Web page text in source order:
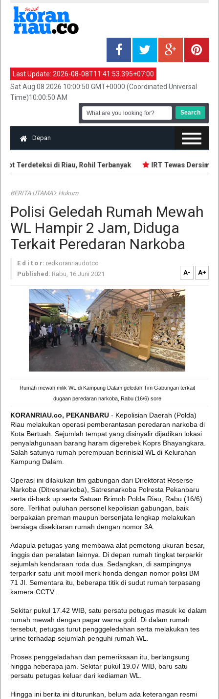
Last Update: 2026-08-08T11:41:53.395+07:00
Sat Aug 08 2026 10:00:50 GMT+0000 (Coordinated Universal
Time)10:00:50 AM
Depan
Terdeteksi di Riau, Rohil Terbanyak IRT Tewas
BERITA UTAMA Hukum
Polisi Geledah Rumah Mewah
WL Hampir 2 Jam, Diduga
Terkait Peredaran Narkoba
E d i t o r: redkoranriaudotco
Published: Rabu, 16 Juni 2021 A- A+
Rumah mewah milik WL di Kampung Dalam geledah Tim Gabungan terkait
dugaan peredaran narkoba, Rabu (16/6) sore
KORANRIAU.co, PEKANBARU - Kepolisian Daerah (Polda)
Riau melakukan operasi pemberantasan peredaran narkoba di
Kota Bertuah. Sejumlah tempat yang disinyalir dijadikan lokasi
penyalahgunaan barang haram digerebek Koprs Bhayangkara.
Salah satunya rumah perempuan berinisial WL di Kelurahan
Kampung Dalam.
Operasi ini dilakukan tim gabungan dari Direktorat Reserse
Narkoba (Ditresnarkoba), Satresnarkoba Polresta Pekanbaru
serta di-back up serta Satuan Brimob Polda Riau, Rabu (16/6)
sore. Terlihat puluhan personel kepolisian gabungan, baik
berpakaian preman maupun bersenjata lengkap melakukan
bersiaga disekitaran rumah dengan nomor 3A.
Adapula petugas yang membawa alat pemotong ukuran besar,
linggis dan peralatan lainnya. Di depan rumah tingkat terparkir
sejumlah kendaraan roda dua. Sedangkan, di sampingnya
terparkir satu unit mobil merk honda dengan nomor polisi BM
71 JI. Sementara itu, beberapa titik di sudut rumah terpasang
kamera CCTV.
Sekitar pukul 17.42 WIB, satu persatu petugas masuk ke dalam
rumah mewah dengan pagar warna gold. Di dalam rumah
tersebut, petugas turut pengggeledahan serta melakukan tes
urine terhadap sejumlah penguhi rumah WL.
Proses penggeladahan dan pemeriksaan itu, berlangsung
hingga heberapa jam. Sekitar pukul 19.07 WIB, baru satu
persatu petugas keluar dari kediaman WL.
Hingga ini berita ini diturunkan, belum ada keterangan resmi